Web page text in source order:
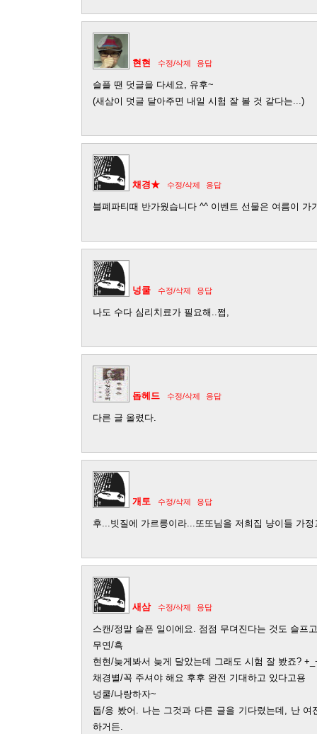
현현 수정/삭제 응답
슬플 땐 덧글을 다세요, 유후~
(새삼이 덧글 달아주면 내일 시험 잘 볼 것 같다는...)
채경★ 수정/삭제 응답
블폐파티때 반가웠습니다 ^^ 이벤트 선물은 여름이 가
넝쿨 수정/삭제 응답
나도 수다 심리치료가 필요해..쩝,
돕헤드 수정/삭제 응답
다른 글 올렸다.
개토 수정/삭제 응답
후...빗질에 가르릉이라...또또님을 저희집 냥이들 가
새삼 수정/삭제 응답
스캔/정말 슬픈 일이에요. 점점 무뎌진다는 것도 슬프
무연/흑
현현/늦게봐서 늦게 달았는데 그래도 시험 잘 봤죠?
채경별/꼭 주셔야 해요 후후 완전 기대하고 있다고용
넝쿨/나랑하자~
돕/응 봤어. 나는 그것과 다른 글을 기다렸는데, 난
하거든.